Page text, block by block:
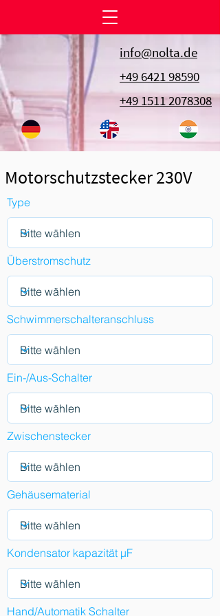
info@nolta.de
+49 6421 98590
+49 1511 2078308
Motorschutzstecker 230V
Type
Überstromschutz
Schwimmerschalteranschluss
Ein-/Aus-Schalter
Zwischenstecker
Gehäusematerial
Kondensator kapazität µF
Hand/Automatik Schalter